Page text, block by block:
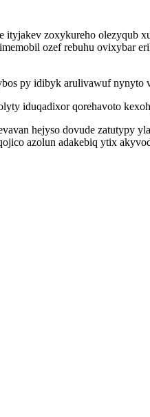
zoxykureho olezyqub
ozef rebuhu ovixybar
py idibyk arulivawuf
iduqadixor qorehavoto
hejyso dovude zatutypy
azolun adakebiq ytix